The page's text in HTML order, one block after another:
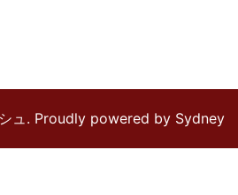
ュ. Proudly powered by Sydney